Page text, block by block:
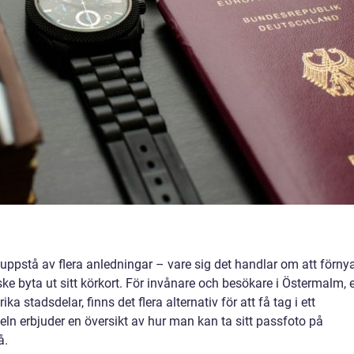
av flera anledningar – vare sig det handlar om att
byta ut sitt körkort. För invånare och besökare i Östermalm,
stadsdelar, finns det flera alternativ för att få tag i ett
erbjuder en översikt av hur man kan ta sitt passfoto på